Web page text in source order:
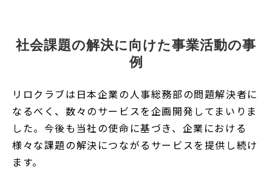
社会課題の解決に向けた事業活動の事
例
リロクラブは日本企業の人事総務部の問題解決者に
なるべく、数々のサービスを企画開発してまいりま
した。今後も当社の使命に基づき、企業における
様々な課題の解決につながるサービスを提供し続け
ます。